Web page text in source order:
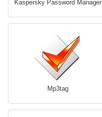
Kaspersky Password Manager
Mp3tag